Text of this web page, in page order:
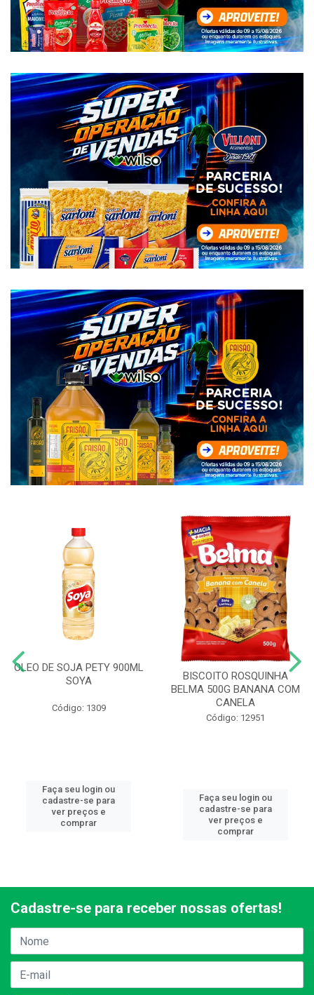
OLEO DE SOJA PETY 900ML
SOYA
Código: 1309
Faça seu login ou
cadastre-se para
ver preços e
comprar
BISCOITO ROSQUINHA
BELMA 500G BANANA COM
CANELA
Código: 12951
Faça seu login ou
cadastre-se para
ver preços e
comprar
Cadastre-se para receber nossas ofertas!